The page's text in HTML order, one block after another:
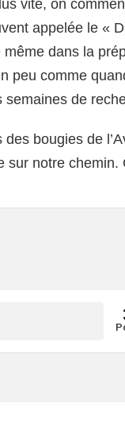
vite, on
appelée le «
dans la
peu comme
semaines de
bougies de
sur notre chemin.